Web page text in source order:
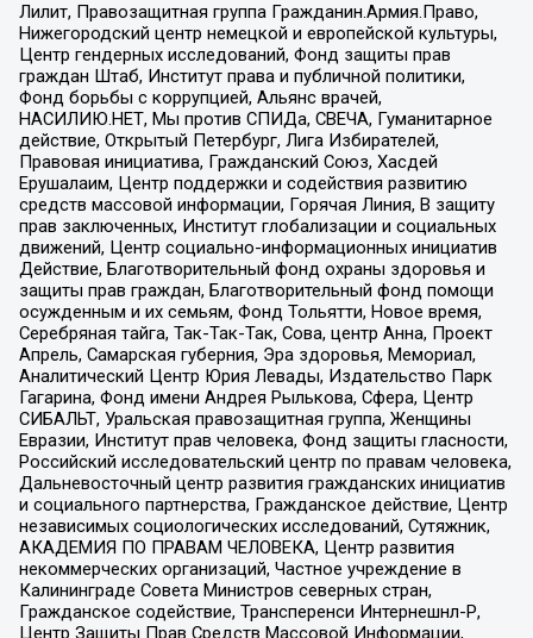
Лилит, Правозащитная группа Гражданин.Армия.Право,
Нижегородский центр немецкой и европейской культуры,
Центр гендерных исследований, Фонд защиты прав
граждан Штаб, Институт права и публичной политики,
Фонд борьбы с коррупцией, Альянс врачей,
НАСИЛИЮ.НЕТ, Мы против СПИДа, СВЕЧА, Гуманитарное
действие, Открытый Петербург, Лига Избирателей,
Правовая инициатива, Гражданский Союз, Хасдей
Ерушалаим, Центр поддержки и содействия развитию
средств массовой информации, Горячая Линия, В защиту
прав заключенных, Институт глобализации и социальных
движений, Центр социально-информационных инициатив
Действие, Благотворительный фонд охраны здоровья и
защиты прав граждан, Благотворительный фонд помощи
осужденным и их семьям, Фонд Тольятти, Новое время,
Серебряная тайга, Так-Так-Так, Сова, центр Анна, Проект
Апрель, Самарская губерния, Эра здоровья, Мемориал,
Аналитический Центр Юрия Левады, Издательство Парк
Гагарина, Фонд имени Андрея Рылькова, Сфера, Центр
СИБАЛЬТ, Уральская правозащитная группа, Женщины
Евразии, Институт прав человека, Фонд защиты гласности,
Российский исследовательский центр по правам человека,
Дальневосточный центр развития гражданских инициатив
и социального партнерства, Гражданское действие, Центр
независимых социологических исследований, Сутяжник,
АКАДЕМИЯ ПО ПРАВАМ ЧЕЛОВЕКА, Центр развития
некоммерческих организаций, Частное учреждение в
Калининграде Совета Министров северных стран,
Гражданское содействие, Трансперенси Интернешнл-Р,
Центр Защиты Прав Средств Массовой Информации,